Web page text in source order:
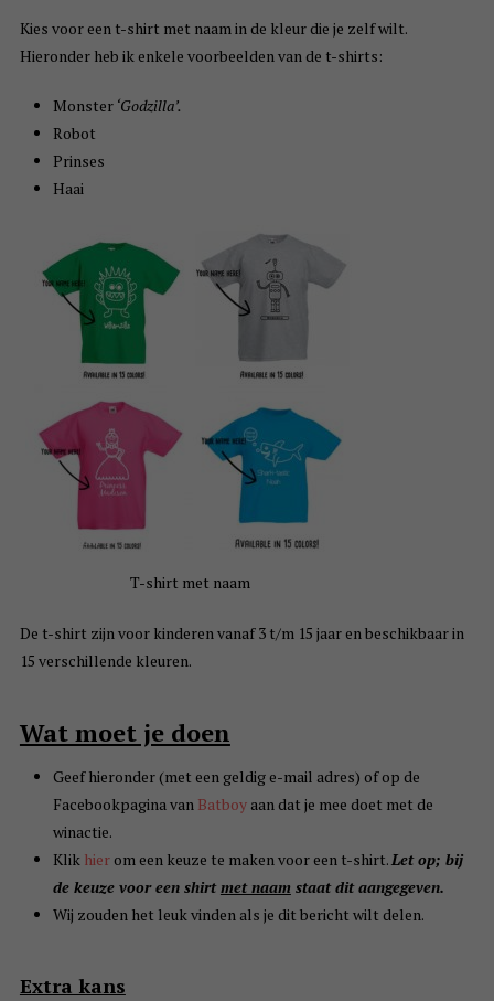
Kies voor een t-shirt met naam in de kleur die je zelf wilt.
Hieronder heb ik enkele voorbeelden van de t-shirts:
Monster‘Godzilla’.
Robot
Prinses
Haai
T-shirt met naam
De t-shirt zijn voor kinderen vanaf 3 t/m 15 jaar en beschikbaar in
15 verschillende kleuren.
Wat moet je doen
Geef hieronder (met een geldig e-mail adres) of op de
Facebookpagina van Batboyaan dat je mee doet met de
winactie.
Klik hierom een keuze te maken voor een t-shirt.Let op; bij
de keuze voor een shirtmet naam staat dit aangegeven.
Wij zouden het leuk vinden als je dit bericht wilt delen.
Extra kans